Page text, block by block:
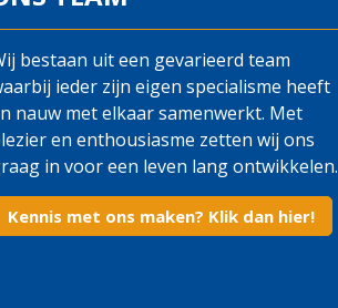
bestaan uit een gevarieerd team
ieder zijn eigen specialisme heeft
nauw met elkaar samenwerkt. Met
en enthousiasme zetten wij ons
in voor een leven lang ontwikkelen.
Kennis met ons maken? Klik dan hier!